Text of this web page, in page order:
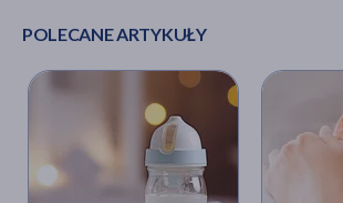
POLECANE ARTYKUŁY